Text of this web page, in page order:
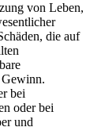
von Leben,
die auf
Gewinn.
bei
oder bei
und